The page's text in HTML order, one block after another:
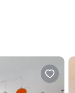
решение:
гардеробная,